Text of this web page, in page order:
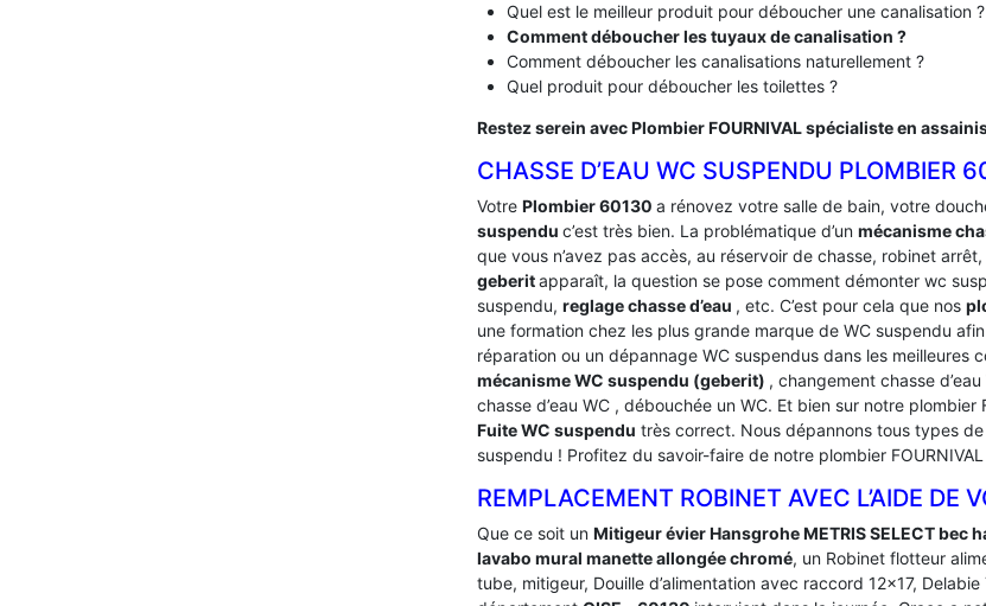
Quel est le meilleur produit pour déboucher une canalisation ?
Comment déboucher les tuyaux de canalisation ?
Comment déboucher les canalisations naturellement ?
Quel produit pour déboucher les toilettes ?
Restez serein avec Plombier FOURNIVAL spécialiste en
CHASSE D’EAU WC SUSPENDU PLOMBIER
Votre Plombier 60130 a rénovez votre salle de bain, votre
suspendu c’est très bien. La problématique d’un mécanisme
que vous n’avez pas accès, au réservoir de chasse, robinet
geberitapparaît, la question se pose comment démonter wc
suspendu, reglage chasse d’eau , etc. C’est pour cela que nos
une formation chez les plus grande marque de WC suspendu
réparation ou un dépannage WC suspendus dans les meilleures
mécanisme WC suspendu (geberit) , changement chasse
chasse d’eau WC , débouchée un WC. Et bien sur notre plombier
Fuite WC suspendu très correct. Nous dépannons tous types
suspendu ! Profitez du savoir-faire de notre plombier
REMPLACEMENT ROBINET AVEC L’AIDE DE
Que ce soit un Mitigeur évier Hansgrohe METRIS SELECT bec
lavabo mural manette allongée chromé, un Robinet flotteur
tube, mitigeur, Douille d’alimentation avec raccord 12×17,